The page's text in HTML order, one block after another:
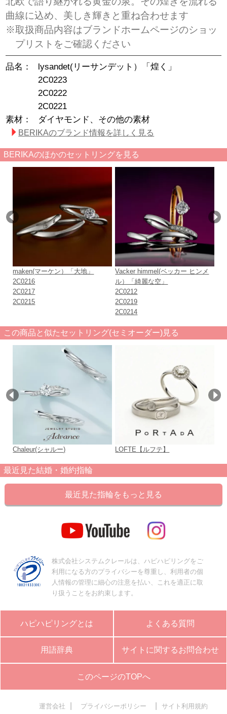
曲線に込め、美しき輝きと重ね合わせます
※取扱商品内容はブランドホームページのショッ
プリストをご確認ください
品名：
lysandet(リーサンデット）「煌く」
2C0223
2C0222
2C0221
素材：
ダイヤモンド、その他の素材
BERIKAのブランド情報を詳しく見る
BERIKAのほかのセットリングを見る
maken(マーケン）「大地」
2C0216
2C0217
2C0215
Vacker himmel(ベッカー ヒンメ
ル）「綺麗な空」
2C0212
2C0219
2C0214
この商品と似たセットリング(セミオーダー)見る
Chaleur(シャルー) LOFTE【ルフテ】
最近見た結婚・婚約指輪
最近見た指輪をもっと見る
株式会社システムクレールは、ハピハピリングをご
利用になる方のプライバシーを尊重し、利用者の個
人情報の管理に細心の注意を払い、これを適正に取
り扱うことをお約束します。
ハピハピリングとは よくある質問
用語辞典 サイトに関するお問合わせ
このページのTOPへ
運営会社 プライバシーポリシー サイト利用規約